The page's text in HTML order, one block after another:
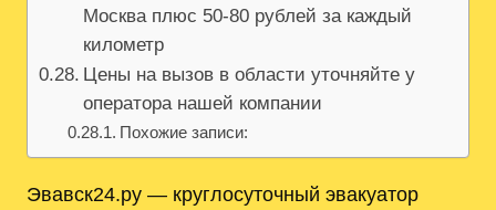
Москва плюс 50-80 рублей за каждый
километр
Цены на вызов в области уточняйте у
оператора нашей компании
Похожие записи:
Эвавск24.ру — круглосуточный эвакуатор